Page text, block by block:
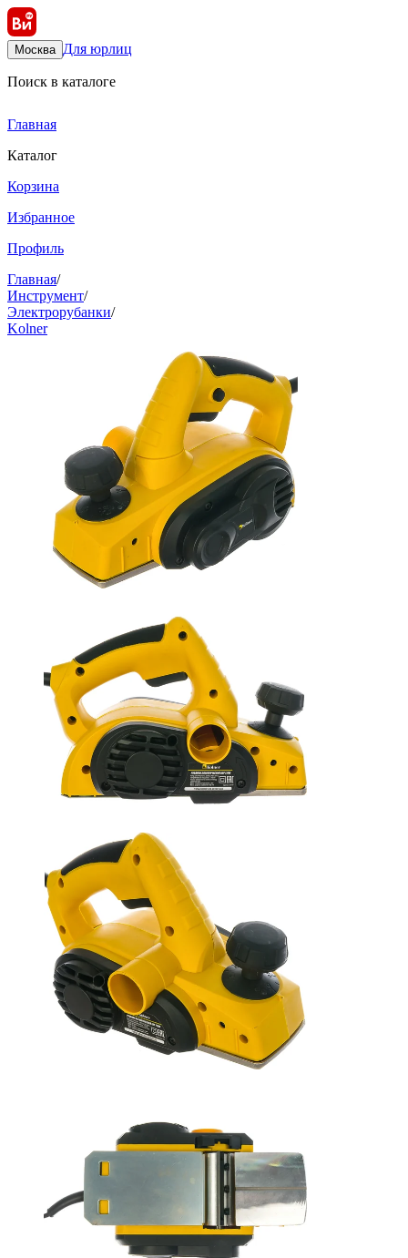
Москва Для юрлиц
Поиск в каталоге
Главная
Каталог
Корзина
Избранное
Профиль
Главная/
Инструмент/
Электрорубанки/
Kolner